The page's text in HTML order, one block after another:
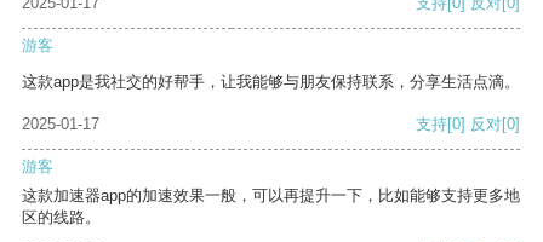
游客
这款app是我社交的好帮手，让我能够与朋友保持联系，分享生活点滴。
2025-01-17 支持[0] 反对[0]
游客
这款加速器app的加速效果一般，可以再提升一下，比如能够支持更多地
区的线路。